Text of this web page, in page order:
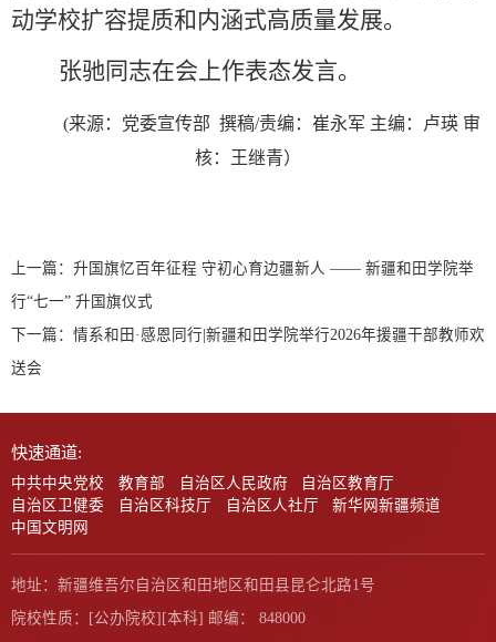
动学校扩容提质和内涵式高质量发展。
张驰同志在会上作表态发言。
(来源：党委宣传部 撰稿/责编：崔永军 主编：卢瑛 审
核：王继青）
上一篇： 升国旗忆百年征程 守初心育边疆新人 —— 新疆和田学院举
行“七一” 升国旗仪式
下一篇： 情系和田·感恩同行|新疆和田学院举行2026年援疆干部教师欢
送会
快速通道:
中共中央党校 教育部 自治区人民政府
自治区教育厅
自治区卫健委
自治区科技厅 自治区人社厅
新华网新疆频道
中国文明网
地址：新疆维吾尔自治区和田地区和田县昆仑北路1号
院校性质：[公办院校][本科] 邮编： 848000